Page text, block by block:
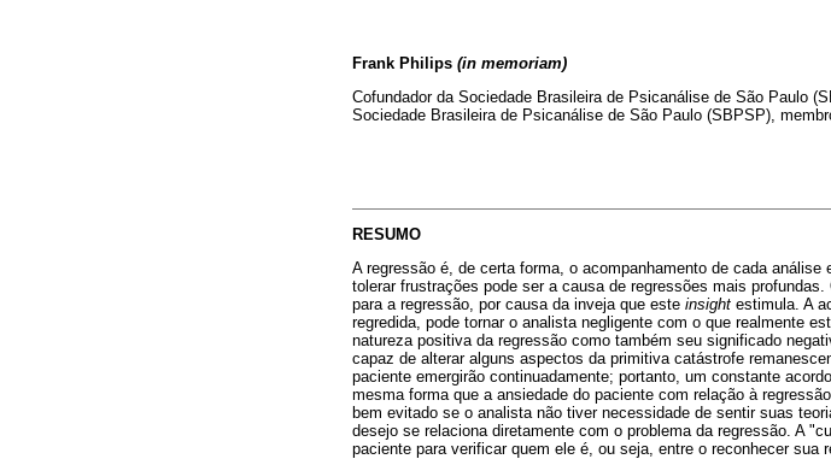
Frank Philips (in memoriam)
Cofundador da Sociedade Brasileira de Psicanálise de São Paulo
Sociedade Brasileira de Psicanálise de São Paulo (SBPSP),
RESUMO
A regressão é, de certa forma, o acompanhamento de cada análise
tolerar frustrações pode ser a causa de regressões mais profundas.
para a regressão, por causa da inveja que este insight estimula. A
regredida, pode tornar o analista negligente com o que realmente
natureza positiva da regressão como também seu significado
capaz de alterar alguns aspectos da primitiva catástrofe
paciente emergirão continuadamente; portanto, um constante
mesma forma que a ansiedade do paciente com relação à
bem evitado se o analista não tiver necessidade de sentir suas
desejo se relaciona diretamente com o problema da regressão. A
paciente para verificar quem ele é, ou seja, entre o reconhecer sua